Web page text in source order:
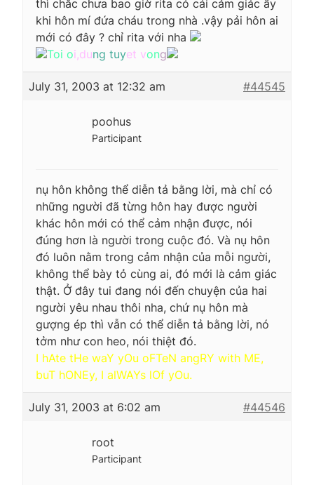
thì chắc chưa bao giờ rita có cái cảm giác ấy
khi hôn mí đứa cháu trong nhà .vậy pải hôn ai
mới có đây ? chỉ rita với nha
Toi oi,dung tuyet vong
July 31, 2003 at 12:32 am #44545
poohus
Participant
nụ hôn không thể diễn tả bằng lời, mà chỉ có
những người đã từng hôn hay được người
khác hôn mới có thể cảm nhận được, nói
đúng hơn là người trong cuộc đó. Và nụ hôn
đó luôn nằm trong cảm nhận của mỗi người,
không thể bày tỏ cùng ai, đó mới là cảm giác
thật. Ở đây tui đang nói đến chuyện của hai
người yêu nhau thôi nha, chứ nụ hôn mà
gượng ép thì vẫn có thể diễn tả bằng lời, nó
tởm như con heo, nói thiệt đó.
I hAte tHe waY yOu oFTeN angRY with ME,
buT hONEy, I alWAYs lOf yOu.
July 31, 2003 at 6:02 am #44546
root
Participant